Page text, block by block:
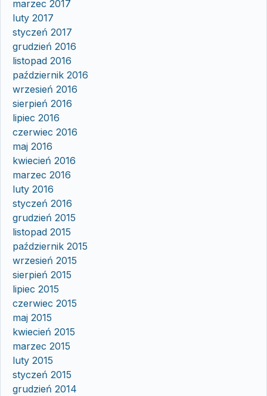
marzec 2017
luty 2017
styczeń 2017
grudzień 2016
listopad 2016
październik 2016
wrzesień 2016
sierpień 2016
lipiec 2016
czerwiec 2016
maj 2016
kwiecień 2016
marzec 2016
luty 2016
styczeń 2016
grudzień 2015
listopad 2015
październik 2015
wrzesień 2015
sierpień 2015
lipiec 2015
czerwiec 2015
maj 2015
kwiecień 2015
marzec 2015
luty 2015
styczeń 2015
grudzień 2014